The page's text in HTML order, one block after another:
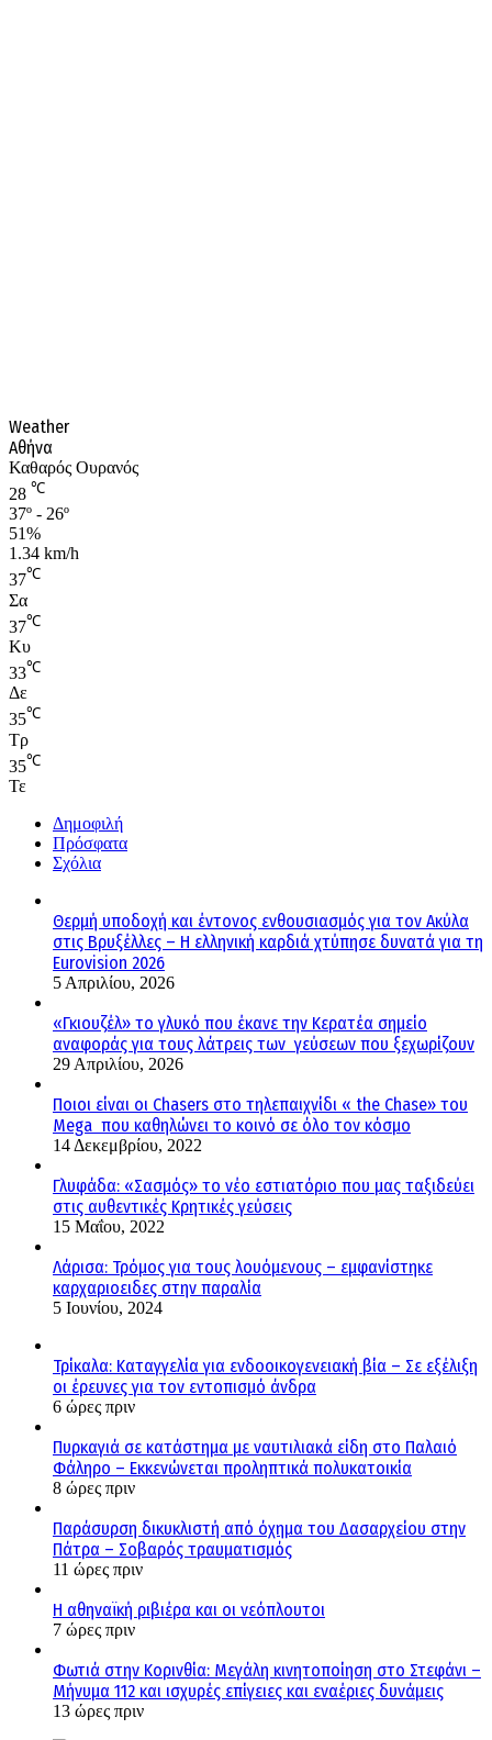
Weather
Αθήνα
Καθαρός Ουρανός
28 ℃
37º - 26º
51%
1.34 km/h
37℃
Σα
37℃
Κυ
33℃
Δε
35℃
Τρ
35℃
Τε
Δημοφιλή
Πρόσφατα
Σχόλια
Θερμή υποδοχή και έντονος ενθουσιασμός για τον Ακύλα
στις Βρυξέλλες – Η ελληνική καρδιά χτύπησε δυνατά για τη
Eurovision 2026
5 Απριλίου, 2026
«Γκιουζέλ» το γλυκό που έκανε την Κερατέα σημείο
αναφοράς για τους λάτρεις των γεύσεων που ξεχωρίζουν
29 Απριλίου, 2026
Ποιοι είναι οι Chasers στο τηλεπαιχνίδι « the Chase» του
Mega που καθηλώνει το κοινό σε όλο τον κόσμο
14 Δεκεμβρίου, 2022
Γλυφάδα: «Σασμός» το νέο εστιατόριο που μας ταξιδεύει
στις αυθεντικές Κρητικές γεύσεις
15 Μαΐου, 2022
Λάρισα: Τρόμος για τους λουόμενους – εμφανίστηκε
καρχαριοειδες στην παραλία
5 Ιουνίου, 2024
Τρίκαλα: Καταγγελία για ενδοοικογενειακή βία – Σε εξέλιξη
οι έρευνες για τον εντοπισμό άνδρα
6 ώρες πριν
Πυρκαγιά σε κατάστημα με ναυτιλιακά είδη στο Παλαιό
Φάληρο – Εκκενώνεται προληπτικά πολυκατοικία
8 ώρες πριν
Παράσυρση δικυκλιστή από όχημα του Δασαρχείου στην
Πάτρα – Σοβαρός τραυματισμός
11 ώρες πριν
Η αθηναϊκή ριβιέρα και οι νεόπλουτοι
7 ώρες πριν
Φωτιά στην Κορινθία: Μεγάλη κινητοποίηση στο Στεφάνι –
Μήνυμα 112 και ισχυρές επίγειες και εναέριες δυνάμεις
13 ώρες πριν